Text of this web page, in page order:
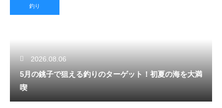
釣り
2026.08.06
5月の銚子で狙える釣りのターゲット！初夏の海を大満
喫